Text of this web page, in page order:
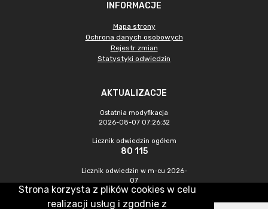
INFORMACJE
Mapa strony
Ochrona danych osobowych
Rejestr zmian
Statystyki odwiedzin
AKTUALIZACJE
Ostatnia modyfikacja
2026-08-07 07:26:32
Licznik odwiedzin ogółem
80 115
Licznik odwiedzin w m-cu 2026-
07
233
Strona korzysta z plików cookies w celu
realizacji usług i zgodnie z